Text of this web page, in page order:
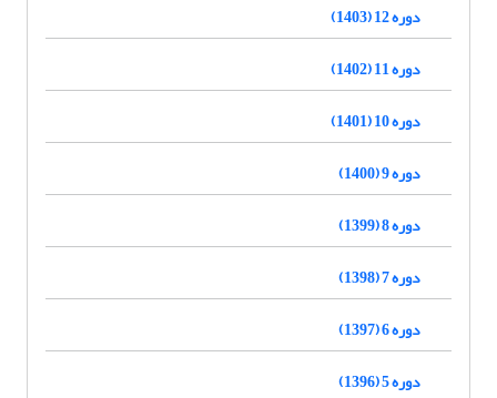
دوره 12 (1403)
دوره 11 (1402)
دوره 10 (1401)
دوره 9 (1400)
دوره 8 (1399)
دوره 7 (1398)
دوره 6 (1397)
دوره 5 (1396)